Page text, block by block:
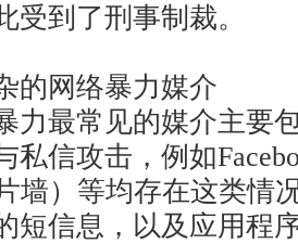
受到了刑事制裁。
网络暴力媒介
最常见的媒介主要
私信攻击，例如
墙）等均存在这类情
短信息，以及应用程